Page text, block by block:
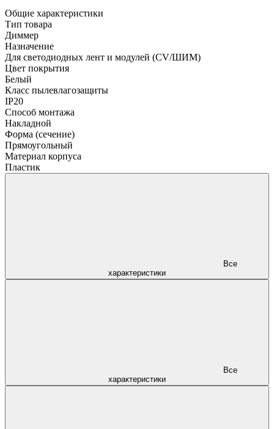
Общие характеристики
Тип товара
Диммер
Назначение
Для светодиодных лент и модулей (CV/ШИМ)
Цвет покрытия
Белый
Класс пылевлагозащиты
IP20
Способ монтажа
Накладной
Форма (сечение)
Прямоугольный
Материал корпуса
Пластик
характеристики
характеристики